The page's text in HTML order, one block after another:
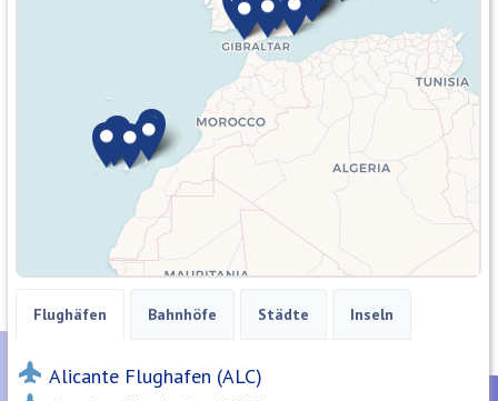
Flughäfen Bahnhöfe Städte Inseln
Alicante Flughafen (ALC)